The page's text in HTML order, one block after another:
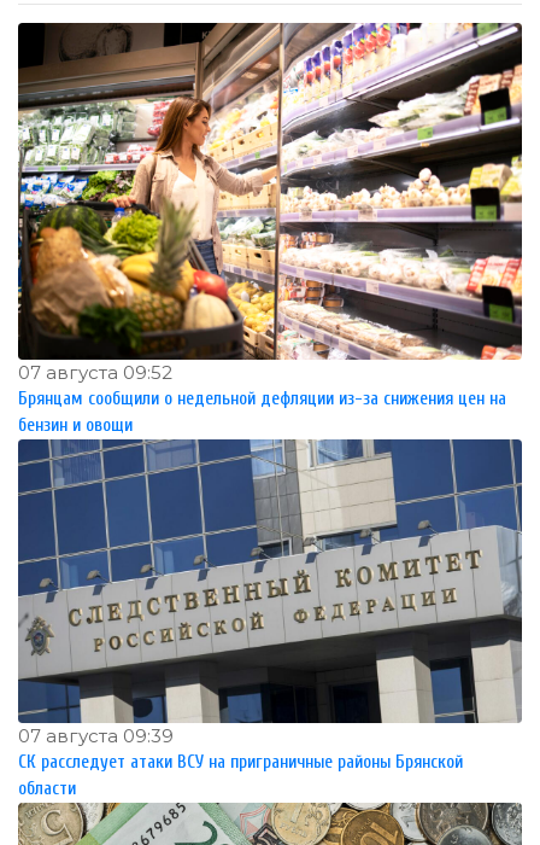
07 августа 09:52
Брянцам сообщили о недельной дефляции из-за снижения цен на
бензин и овощи
07 августа 09:39
СК расследует атаки ВСУ на приграничные районы Брянской
области